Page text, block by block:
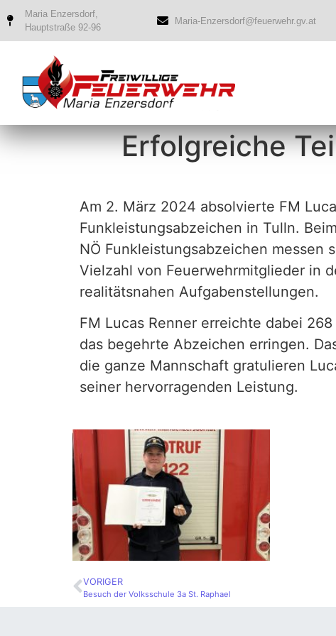
Maria Enzersdorf,
Hauptstraße 92-96
Maria-Enzersdorf@feuerwehr.gv.at
Erfolgreiche
Am 2. März 2024 absolvierte FM
Funkleistungsabzeichen in Tulln.
NÖ Funkleistungsabzeichen messen
Vielzahl von Feuerwehrmitglieder in
realitätsnahen Aufgabenstellungen.
FM Lucas Renner erreichte dabei
das begehrte Abzeichen erringen.
die ganze Mannschaft gratulieren
seiner hervorragenden Leistung.
VORIGER
Besuch der Volksschule 3a St. Raphael